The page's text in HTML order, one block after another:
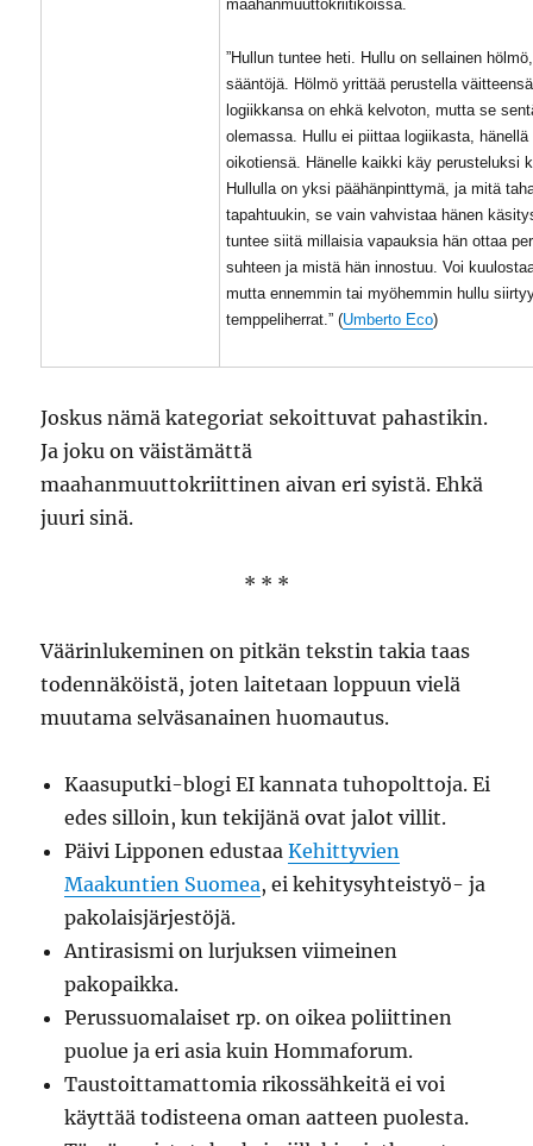
maahanmuuttokriitikoissa.
”Hullun tuntee heti. Hullu on sellainen
sääntöjä. Hölmö yrittää perustella
logiikkansa on ehkä kelvoton, mutta se
olemassa. Hullu ei piittaa logiikasta, hänellä
oikotiensä. Hänelle kaikki käy perusteluksi
Hullulla on yksi päähänpinttymä, ja mitä
tapahtuukin, se vain vahvistaa hänen
tuntee siitä millaisia vapauksia hän ottaa
suhteen ja mistä hän innostuu. Voi
mutta ennemmin tai myöhemmin hullu
temppeliherrat.” (Umberto Eco)
Joskus nämä kategoriat sekoittuvat pahastikin.
Ja joku on väistämättä
maahanmuuttokriittinen aivan eri syistä. Ehkä
juuri sinä.
* * *
Väärinlukeminen on pitkän tekstin takia taas
todennäköistä, joten laitetaan loppuun vielä
muutama selväsanainen huomautus.
Kaasuputki-blogi EI kannata tuhopolttoja. Ei
edes silloin, kun tekijänä ovat jalot villit.
Päivi Lipponen edustaaKehittyvien
Maakuntien Suomea, ei kehitysyhteistyö- ja
pakolaisjärjestöjä.
Antirasismi on lurjuksen viimeinen
pakopaikka.
Perussuomalaiset rp. on oikea poliittinen
puolue ja eri asia kuin Hommaforum.
Taustoittamattomia rikossähkeitä ei voi
käyttää todisteena oman aatteen puolesta.